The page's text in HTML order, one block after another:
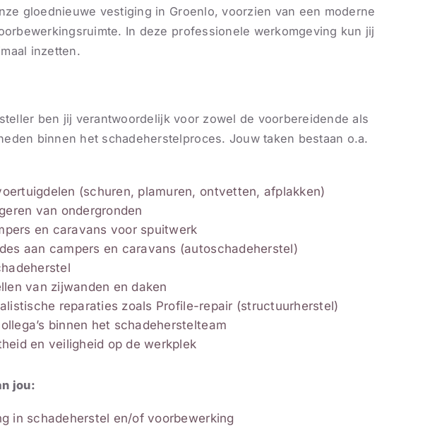
gloednieuwe vestiging in Groenlo, voorzien van een moderne
In deze professionele werkomgeving kun jij
inzetten.
ben jij verantwoordelijk voor zowel de voorbereidende als
binnen het schadeherstelproces. Jouw taken bestaan o.a.
(schuren, plamuren, ontvetten, afplakken)
van ondergronden
en caravans voor spuitwerk
aan campers en caravans (autoschadeherstel)
van zijwanden en daken
reparaties zoals Profile-repair (structuurherstel)
binnen het schadeherstelteam
en veiligheid op de werkplek
jou:
in schadeherstel en/of voorbewerking